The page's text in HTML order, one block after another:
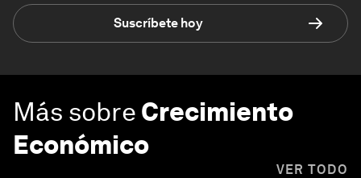
Suscríbete hoy
Más sobre Crecimiento
Económico
VER TODO